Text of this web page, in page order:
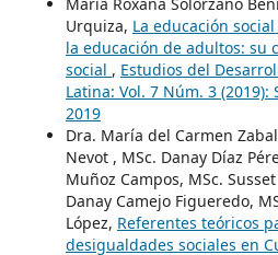
María Roxana Solórzano
Urquiza, La educación
la educación de adultos: su
social , Estudios del
Latina: Vol. 7 Núm. 3
2019
Dra. María del Carmen
Nevot , MSc. Danay Díaz
Muñoz Campos, MSc.
Danay Camejo Figueredo,
López, Referentes teóricos
desigualdades sociales en